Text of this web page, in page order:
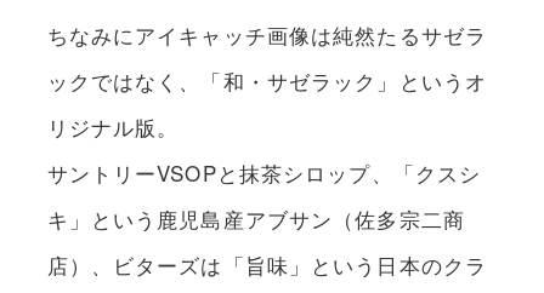
ちなみにアイキャッチ画像は純然たるサゼラ
ックではなく、「和・サゼラック」というオ
リジナル版。
サントリーVSOPと抹茶シロップ、「クスシ
キ」という鹿児島産アブサン（佐多宗二商
店）、ビターズは「旨味」という日本のクラ